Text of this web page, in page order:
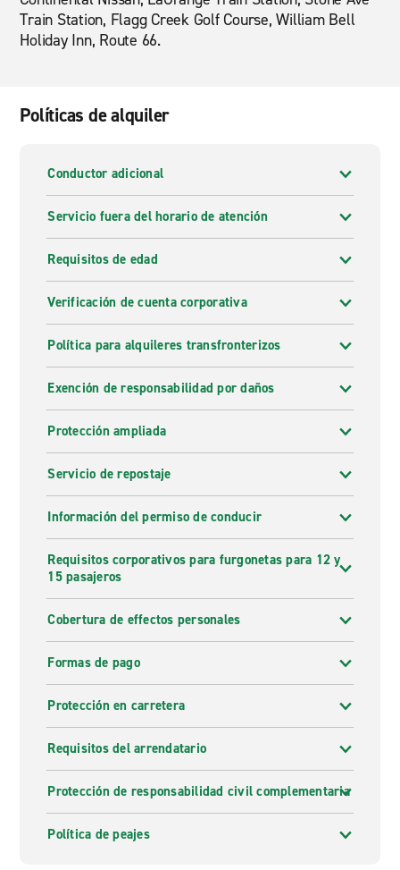
Train Station, Flagg Creek Golf Course, William Bell
Holiday Inn, Route 66.
Políticas de alquiler
Conductor adicional
Servicio fuera del horario de atención
Requisitos de edad
Verificación de cuenta corporativa
Política para alquileres transfronterizos
Exención de responsabilidad por daños
Protección ampliada
Servicio de repostaje
Información del permiso de conducir
Requisitos corporativos para furgonetas para 12 y
15 pasajeros
Cobertura de effectos personales
Formas de pago
Protección en carretera
Requisitos del arrendatario
Protección de responsabilidad civil complementaria
Política de peajes